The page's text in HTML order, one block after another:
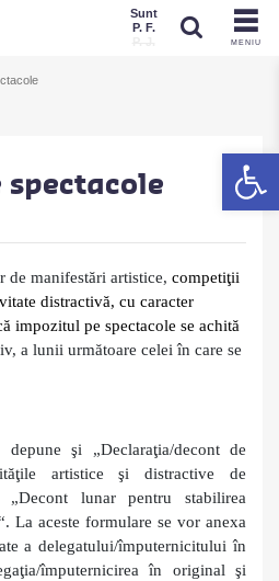
MENIU
Sunt
P. F.
de manifestări artistice, competiţii
distractivă, cu caracter
impozitul pe spectacole se achită
a lunii următoare celei în care se
şi „Declaraţia/decont de
artistice şi distractive de
„Decont lunar pentru stabilirea
La aceste formulare se vor anexa
a delegatului/împuternicitului în
împuternicirea în original şi